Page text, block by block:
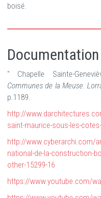
boisé.
" Chapelle Sainte-
Communes de la Meuse.
p.1189.
http://
saint-maurice-sous-les-
http://www.cyberarchi.com/
national-de-la-construction-
other-15299-16
https://www.youtube.com/